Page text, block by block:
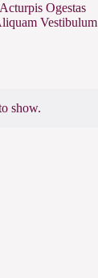
Ogestas
Vestibulum
show.